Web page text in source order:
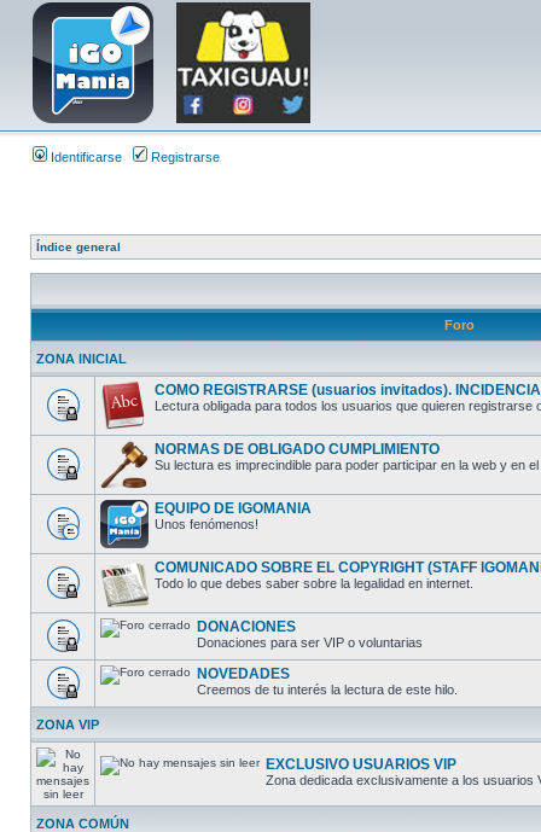
Identificarse Registrarse
Índice general
Foro
ZONA INICIAL
COMO REGISTRARSE (usuarios invitados).
Lectura obligada para todos los usuarios que quieren registrarse
NORMAS DE OBLIGADO CUMPLIMIENTO
Su lectura es imprecindible para poder participar en la web y en
EQUIPO DE IGOMANIA
Unos fenómenos!
COMUNICADO SOBRE EL COPYRIGHT (STAFF
Todo lo que debes saber sobre la legalidad en internet.
DONACIONES
Donaciones para ser VIP o voluntarias
NOVEDADES
Creemos de tu interés la lectura de este hilo.
ZONA VIP
EXCLUSIVO USUARIOS VIP
Zona dedicada exclusivamente a los usuarios
ZONA COMÚN